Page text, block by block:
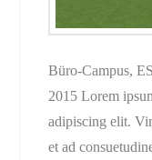
Büro-Campus,
2015 Lorem
adipiscing elit.
et ad